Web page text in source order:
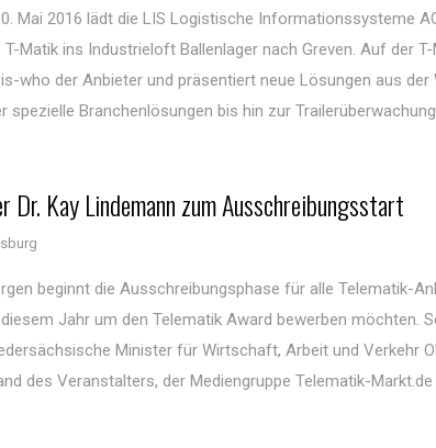
Mai 2016 lädt die LIS Logistische Informationssysteme
Matik ins Industrieloft Ballenlager nach Greven. Auf der
who der Anbieter und präsentiert neue Lösungen aus der
spezielle Branchenlösungen bis hin zur
Kay Lindemann zum Ausschreibungsstart
beginnt die Ausschreibungsphase für alle Telematik-
Jahr um den Telematik Award bewerben möchten.
Minister für Wirtschaft, Arbeit und Verkehr
des Veranstalters, der Mediengruppe Telematik-